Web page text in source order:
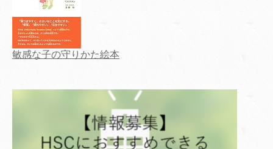
敏感な子の守りかた絵本